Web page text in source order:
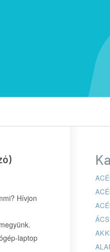
Hívjon
laptop
ÁCS